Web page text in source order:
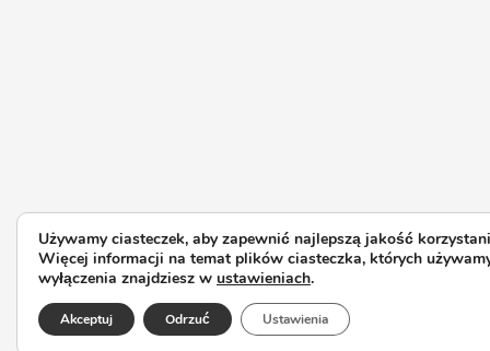
Używamy ciasteczek, aby zapewnić najlepszą jakość
Więcej informacji na temat plików ciasteczka, których
wyłączenia znajdziesz w ustawieniach.
Akceptuj Odrzuć Ustawienia